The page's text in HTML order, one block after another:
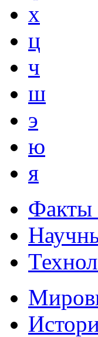
х
ц
ч
ш
э
ю
я
Факты